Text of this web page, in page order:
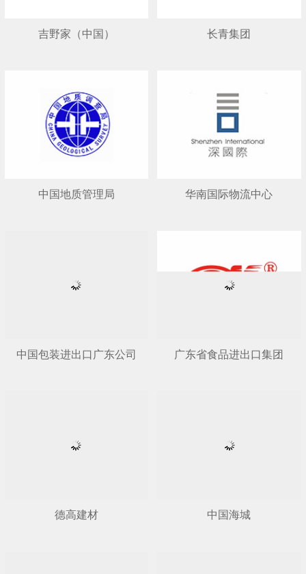
吉野家（中国） 长青集团
中国地质管理局 华南国际物流中心
中国包装进出口广东公司 广东省食品进出口集团
德高建材 中国海城